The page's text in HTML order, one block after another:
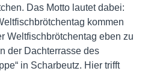
Das Motto lautet dabei:
kommen
Weltfischbrötchentag eben zu
der Dachterrasse des
in Scharbeutz. Hier trifft